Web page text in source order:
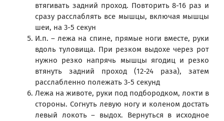
втягивать задний проход. Повторить 8-16 раз и
сразу расслаблять все мышцы, включая мышцы
шеи, на 3-5 секун
И.п. – лежа на спине, прямые ноги вместе, руки
вдоль туловища. При резком выдохе через рот
нужно резко напрячь мышцы ягодиц и резко
втянуть задний проход (12-24 раза), затем
расслабленно полежать 3-5 секунд
Лежа на животе, руки под подбородком, локти в
стороны. Согнуть левую ногу и коленом достать
левый локоть – выдох. Вернуться в исходное